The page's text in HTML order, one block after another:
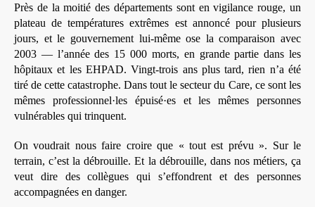
Près de la moitié des départements sont en vigilance rouge, un
plateau de températures extrêmes est annoncé pour plusieurs
jours, et le gouvernement lui-même ose la comparaison avec
2003 — l’année des 15 000 morts, en grande partie dans les
hôpitaux et les EHPAD. Vingt-trois ans plus tard, rien n’a été
tiré de cette catastrophe. Dans tout le secteur du Care, ce sont les
mêmes professionnel·les épuisé·es et les mêmes personnes
vulnérables qui trinquent.
On voudrait nous faire croire que « tout est prévu ». Sur le
terrain, c’est la débrouille. Et la débrouille, dans nos métiers, ça
veut dire des collègues qui s’effondrent et des personnes
accompagnées en danger.